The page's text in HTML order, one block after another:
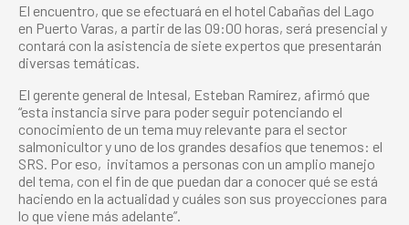
El encuentro, que se efectuará en el hotel Cabañas del Lago
en Puerto Varas, a partir de las 09:00 horas, será presencial y
contará con la asistencia de siete expertos que presentarán
diversas temáticas.
El gerente general de Intesal, Esteban Ramírez, afirmó que
“esta instancia sirve para poder seguir potenciando el
conocimiento de un tema muy relevante para el sector
salmonicultor y uno de los grandes desafíos que tenemos: el
SRS. Por eso, invitamos a personas con un amplio manejo
del tema, con el fin de que puedan dar a conocer qué se está
haciendo en la actualidad y cuáles son sus proyecciones para
lo que viene más adelante”.